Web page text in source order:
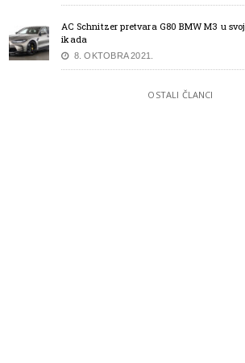
AC Schnitzer pretvara G80 BMW M3 u
ikada
8. OKTOBRA 2021.
OSTALI ČLANCI